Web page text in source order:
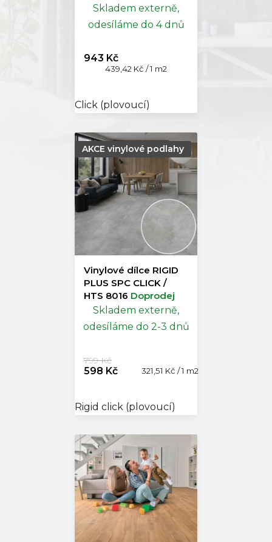
Skladem externě,
odesíláme do 4 dnů
943 Kč
Měrná
439,42 Kč / 1 m2
Click (plovoucí)
AKCE vinylové podlahy
Vinylové dílce RIGID
PLUS SPC CLICK /
HTS 8016 Doprodej
Skladem externě,
odesíláme do 2-3 dnů
598 Kč
799 Kč
Měrná
321,51 Kč / 1 m2
Rigid click (plovoucí)